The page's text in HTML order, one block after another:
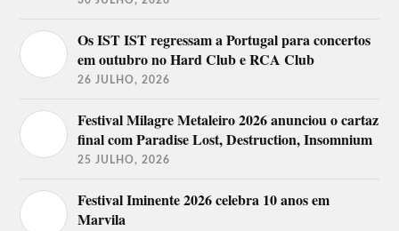
Os IST IST regressam a Portugal para concertos
em outubro no Hard Club e RCA Club
26 JULHO, 2026
Festival Milagre Metaleiro 2026 anunciou o cartaz
final com Paradise Lost, Destruction, Insomnium
25 JULHO, 2026
Festival Iminente 2026 celebra 10 anos em
Marvila